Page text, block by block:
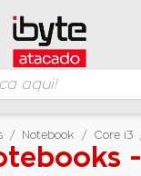
Notebook Core i3
-